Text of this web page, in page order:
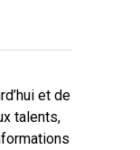
et de
talents,